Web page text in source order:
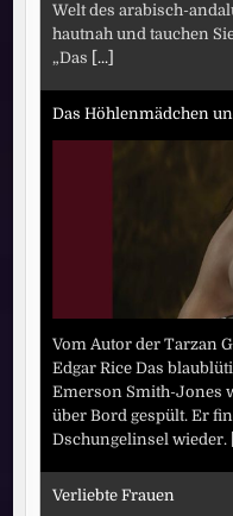
Welt des arabisch-
hautnah und tauchen
„Das [...]
Das Höhlenmädchen
Vom Autor der Tarzan
Edgar Rice Das
Emerson Smith-Jones
über Bord gespült. Er
Dschungelinsel wieder.
Verliebte Frauen